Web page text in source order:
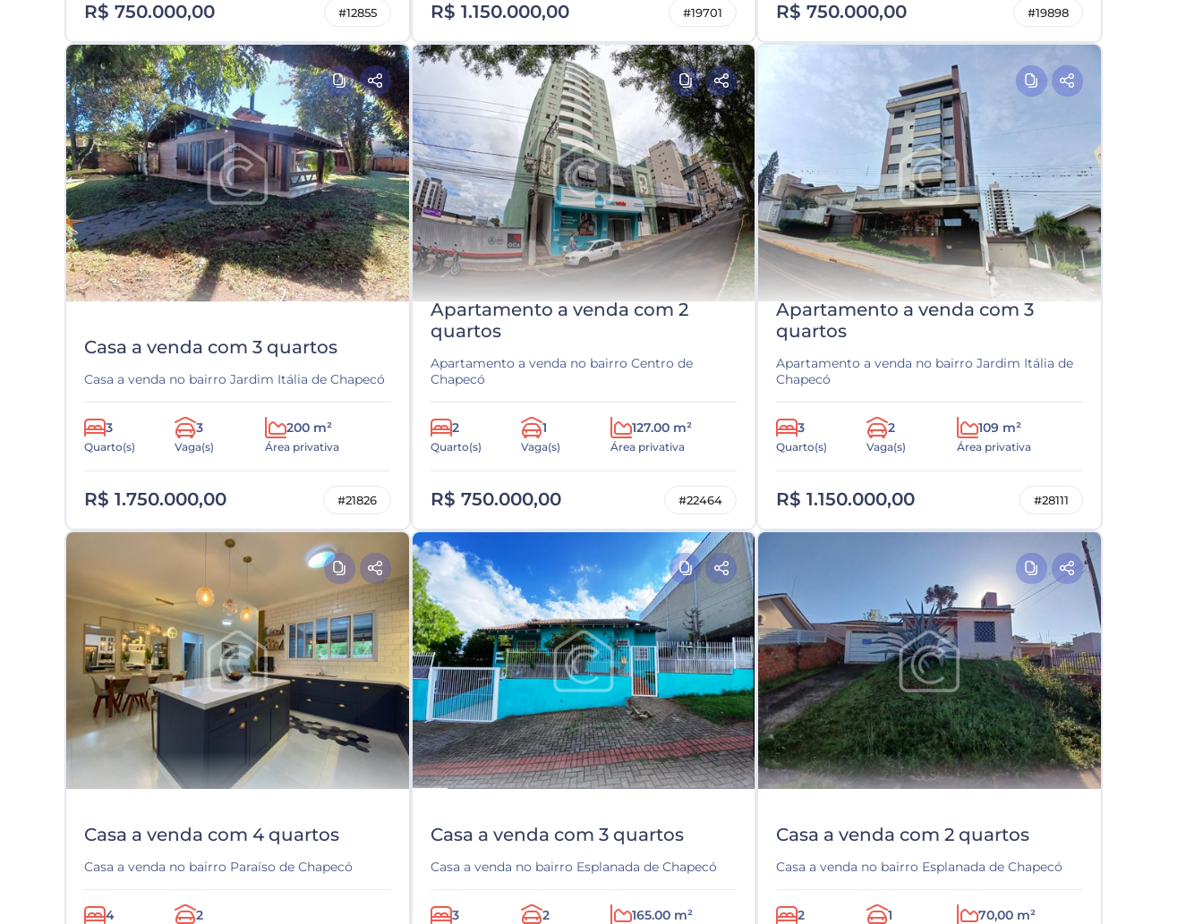
R$ 750.000,00 #12855 R$ 1.150.000,00 #19701 R$ 750.000,00 #19898
Casa a venda com 3 quartos
Casa a venda no bairro Jardim Itália de Chapecó
3
Quarto(s)
3
Vaga(s)
200 m²
Área privativa
R$ 1.750.000,00 #21826
Apartamento a venda com 2
quartos
Apartamento a venda no bairro Centro de
Chapecó
2
Quarto(s)
1
Vaga(s)
127.00 m²
Área privativa
R$ 750.000,00 #22464
Apartamento a venda com 3
quartos
Apartamento a venda no bairro Jardim Itália de
Chapecó
3
Quarto(s)
2
Vaga(s)
109 m²
Área privativa
R$ 1.150.000,00 #28111
Casa a venda com 4 quartos
Casa a venda no bairro Paraíso de Chapecó
4 2
Casa a venda com 3 quartos
Casa a venda no bairro Esplanada de Chapecó
3 2 165.00 m²
Casa a venda com 2 quartos
Casa a venda no bairro Esplanada de Chapecó
2 1 70,00 m²